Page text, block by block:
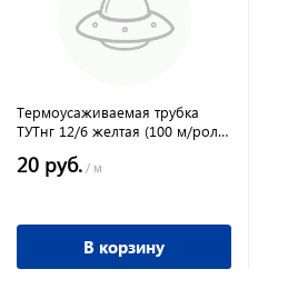
Термоусаживаемая трубка
ТУТнг 12/6 желтая (100 м/ролл)
20 руб. / м
В корзину